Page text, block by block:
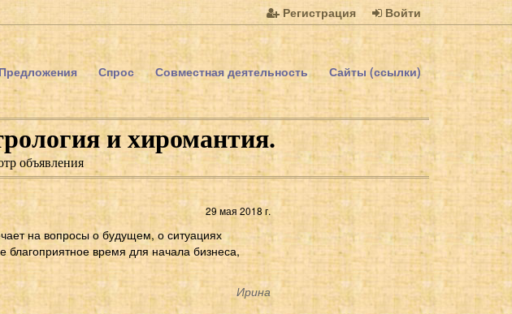
Регистрация Войти
Предложения Спрос Совместная деятельность Сайты (ссылки)
и хиромантия.
объявления
29 мая 2018 г.
на вопросы о будущем, о ситуациях
благоприятное время для начала бизнеса,
Ирина